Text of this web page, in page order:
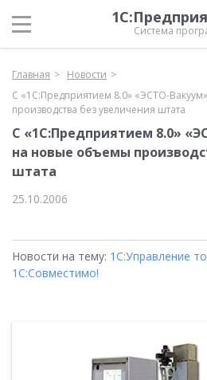
Система
Главная
Новости
С «1С:Предприятием 8.0» «ЭСТО-
производства без увеличения штата
С «1С:Предприятием 8.0»
на новые объемы
штата
25.10.2006
Новости на тему: 1С:Управление
1С:Совместимо!